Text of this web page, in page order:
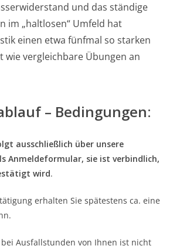
und das ständige
im „haltlosen“ Umfeld hat
einen etwa fünfmal so starken
wie vergleichbare Übungen an
– Bedingungen:
ausschließlich über unsere
Anmeldeformular, sie ist verbindlich,
wird.
erhalten Sie spätestens ca. eine
Ausfallstunden von Ihnen ist nicht